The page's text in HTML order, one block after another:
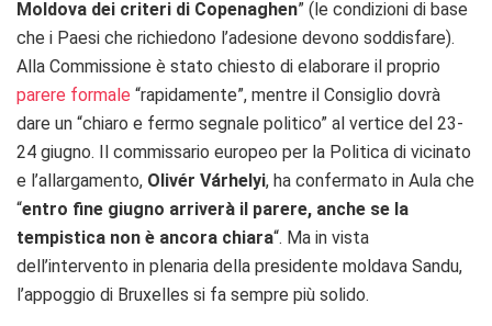
Moldova dei criteri di Copenaghen” (le condizioni di base
che i Paesi che richiedono l’adesione devono soddisfare).
Alla Commissione è stato chiesto di elaborare il proprio
parere formale “rapidamente”, mentre il Consiglio dovrà
dare un “chiaro e fermo segnale politico” al vertice del 23-
24 giugno. Il commissario europeo per la Politica di vicinato
e l’allargamento, Olivér Várhelyi, ha confermato in Aula che
“entro fine giugno arriverà il parere, anche se la
tempistica non è ancora chiara“. Ma in vista
dell’intervento in plenaria della presidente moldava Sandu,
l’appoggio di Bruxelles si fa sempre più solido.